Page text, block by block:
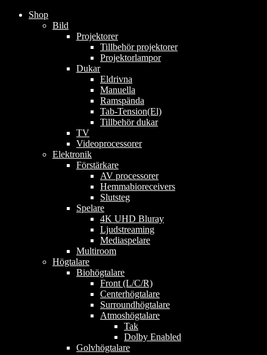
Shop
Bild
Projektorer
Tillbehör projektorer
Projektorlampor
Dukar
Eldrivna
Manuella
Ramspända
Tab-Tension(El)
Tillbehör dukar
TV
Videoprocessorer
Elektronik
Förstärkare
AV processorer
Hemmabioreceivers
Slutsteg
Spelare
4K UHD Bluray
Ljudstreaming
Mediaspelare
Multiroom
Högtalare
Biohögtalare
Front (L/C/R)
Centerhögtalare
Surroundhögtalare
Atmoshögtalare
Tak
Dolby Enabled
Golvhögtalare